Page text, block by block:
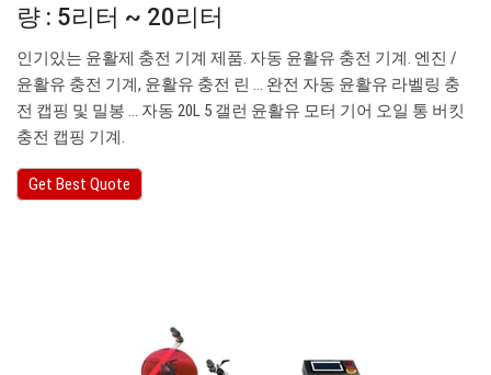
량 : 5리터 ~ 20리터
인기있는 윤활제 충전 기계 제품. 자동 윤활유 충전 기계. 엔진 /
윤활유 충전 기계, 윤활유 충전 린 ... 완전 자동 윤활유 라벨링 충
전 캡핑 및 밀봉 ... 자동 20L 5 갤런 윤활유 모터 기어 오일 통 버킷
충전 캡핑 기계.
Get Best Quote